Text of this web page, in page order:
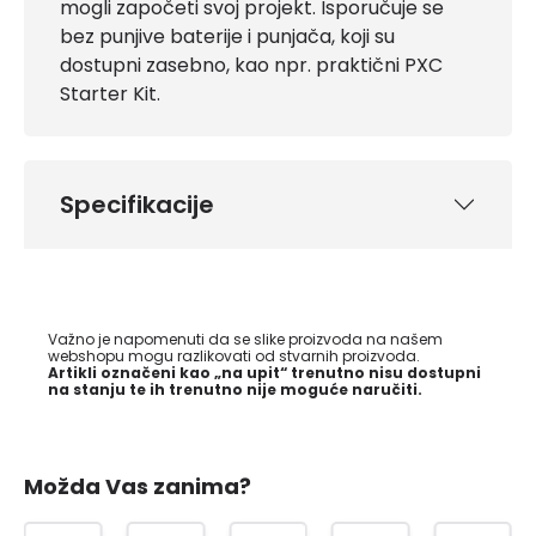
mogli započeti svoj projekt. Isporučuje se
bez punjive baterije i punjača, koji su
dostupni zasebno, kao npr. praktični PXC
Starter Kit.
Specifikacije
Važno je napomenuti da se slike proizvoda na našem
webshopu mogu razlikovati od stvarnih proizvoda.
Artikli označeni kao „na upit“ trenutno nisu dostupni
na stanju te ih trenutno nije moguće naručiti.
Možda Vas zanima?